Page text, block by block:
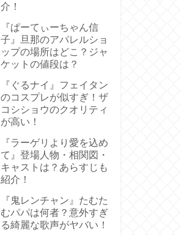
介！
『ぱーてぃーちゃん信
子』旦那のアパレルショ
ップの場所はどこ？ジャ
ケットの値段は？
『ぐるナイ』フェイタン
のコスプレが似すぎ！ザ
コシショウのクオリティ
が高い！
『ラーゲリより愛を込め
て』登場人物・相関図・
キャストは？あらすじも
紹介！
『鬼レンチャン』たむた
むパパは何者？意外すぎ
る綺麗な歌声がヤバい！